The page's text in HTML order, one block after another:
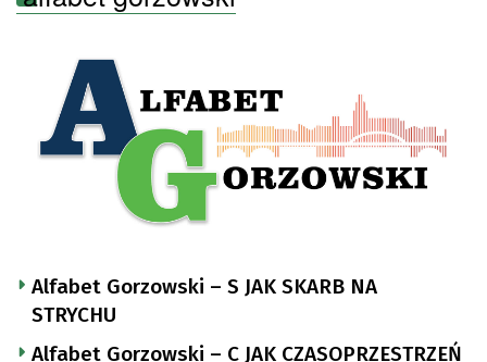
Alfabet Gorzowski – S JAK SKARB NA
STRYCHU
Alfabet Gorzowski – C JAK CZASOPRZESTRZEŃ